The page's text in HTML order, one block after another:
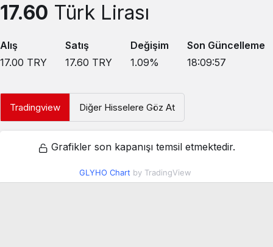
17.60 Türk Lirası
Alış
17.00 TRY
Satış
17.60 TRY
Değişim
1.09%
Son Güncelleme
18:09:57
Tradingview Diğer Hisselere Göz At
Grafikler son kapanışı temsil etmektedir.
GLYHO Chart by TradingView